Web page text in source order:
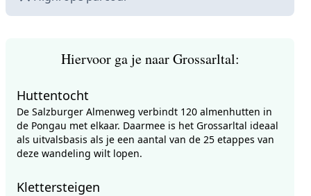
Hiervoor ga je naar Grossarltal:
Huttentocht
De Salzburger Almenweg verbindt 120 almenhutten in
de Pongau met elkaar. Daarmee is het Grossarltal ideaal
als uitvalsbasis als je een aantal van de 25 etappes van
deze wandeling wilt lopen.
Klettersteigen